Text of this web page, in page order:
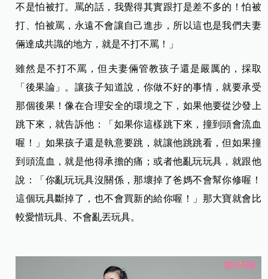
不是怕被打。罵的話，我覺得其實跟打是差不多的！怕被
打、怕被罵，永遠不會讓自己進步，所以這也是我們夫妻
倆達成共識的地方，就是不打不罵！」
雖然是不打不罵，但夫妻倆管教孩子還是嚴厲的，採取
「後果論」。讓孩子知道說，你做不好的事情，就要承受
那個後果！像在合理安全的環境之下，如果他要從沙發上
跳下來，就告訴他：「如果你這樣跳下來，撞到頭會流血
喔！」如果孩子還是執意要跳，就讓他跳跳看，但如果撞
到頭流血，就是他得承擔的痛；或者他亂玩玩具，就跟他
說：「你亂玩玩具沒關係，那壞掉了爸媽不會幫你修喔！
這個玩具斷掉了，也不會買新的給你喔！」那大寶就會比
較愛惜玩具、不會亂丟玩具。